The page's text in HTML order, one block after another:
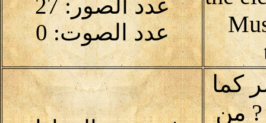
عدد الصور: 27
عدد الصوت: 0
كما
? من